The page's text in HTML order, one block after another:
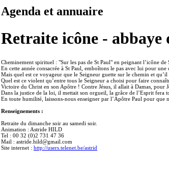
Agenda et annuaire
Retraite icône - abbaye
Cheminement spirituel : "Sur les pas de St Paul" en peignant l’icône de
En cette année consacrée à St Paul, emboîtons le pas avec lui pour
Mais quel est ce voyageur que le Seigneur guette sur le chemin et qu’il
Quel est ce violent qu’entre tous le Seigneur a choisi pour faire
Victoire du Christ en son Apôtre ! Contre Jésus, il allait à Damas, pour
Dans la justice de la loi, il mettait son orgueil, la grâce de l’Esprit fera
En toute humilité, laissons-nous enseigner par l’Apôtre Paul pour que
Renseignements :
Retraite du dimanche soir au samedi soir.
Animation : Astride HILD
Tel : 00 32 (0)2 731 47 36
Mail : astride.hild@gmail.com
Site internet : http://users.telenet.be/astrid